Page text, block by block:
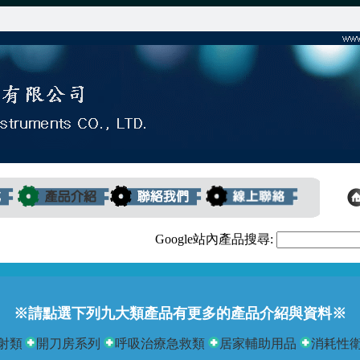
Google站內產品搜尋:
※請點選下列九大類產品有更多的產品介紹與資料※
類 開刀房系列 呼吸治療急救類 居家輔助用品 消耗性